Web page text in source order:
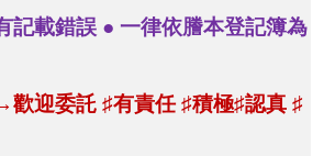
記載錯誤 ● 一律依謄本登記簿為
歡迎委託 ♯有責任♯積極♯認真 ♯